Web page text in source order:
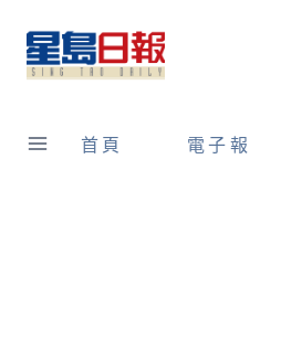
content
首頁 電子報